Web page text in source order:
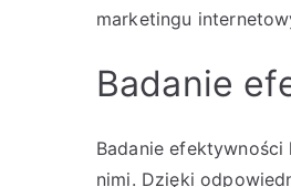
marketingu
Badanie
Badanie
nimi. Dzięki